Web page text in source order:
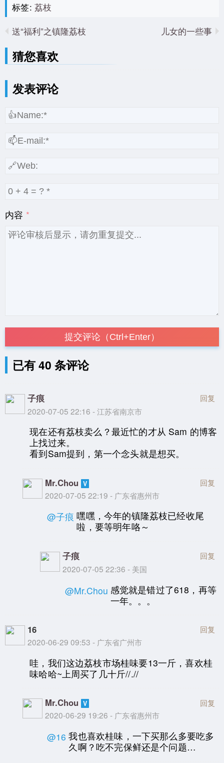
标签: 荔枝
送“福利”之镇隆荔枝
儿女的一些事
猜您喜欢
发表评论
内容
提交评论（Ctrl+Enter）
已有 40 条评论
子痕
2020-07-05 22:16 - 江苏省南京市
回复
现在还有荔枝卖么？最近忙的才从 Sam 的博客
上找过来。
看到Sam提到，第一个念头就是想买。
Mr.Chou
2020-07-05 22:19 - 广东省惠州市
回复
@子痕 嘿嘿，今年的镇隆荔枝已经收尾
啦，要等明年咯～
子痕
2020-07-05 22:36 - 美国
回复
@Mr.Chou 感觉就是错过了618，再等
一年。。。
16
2020-06-29 09:53 - 广东省广州市
回复
哇，我们这边荔枝市场桂味要13一斤，喜欢桂
味哈哈~上周买了几十斤//.//
Mr.Chou
2020-06-29 19:26 - 广东省惠州市
回复
@16 我也喜欢桂味，一下买那么多要吃多
久啊？吃不完保鲜还是个问题…